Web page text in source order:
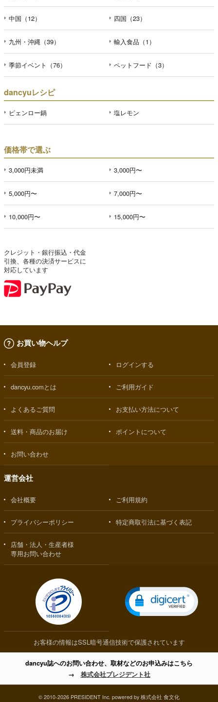
中国（12） 四国（23）
九州・沖縄（39） 輸入食品（1）
季節イベント（76） ペットフード（3）
dancyuレシピ
ピェンロー鍋 塩レモン
価格帯で選ぶ
3,000円未満 3,000円〜
5,000円〜 7,000円〜
10,000円〜 15,000円〜
クレジット・銀行振込・代金
引換、各種の決済サービスに
対応しています
お買い物ヘルプ
会員登録 ログインする
dancyu.comとは ご利用ガイド
よくあるご質問 お支払い方法について
送料・商品のお届け ポイントについて
お問い合わせ
運営会社
会社概要 ご利用規約
プライバシーポリシー 特定商取引法に基づく表記
店舗・法人・生産者様
専用お問い合わせ
お客様の情報はSSL暗号通信技術で保護されています
dancyu誌へのお問い合わせ、取材などのお申込みはこちら
→ 株式会社プレジデント社
© 2010-2026 PRESIDENT Inc. powered by 株式会社 食文化